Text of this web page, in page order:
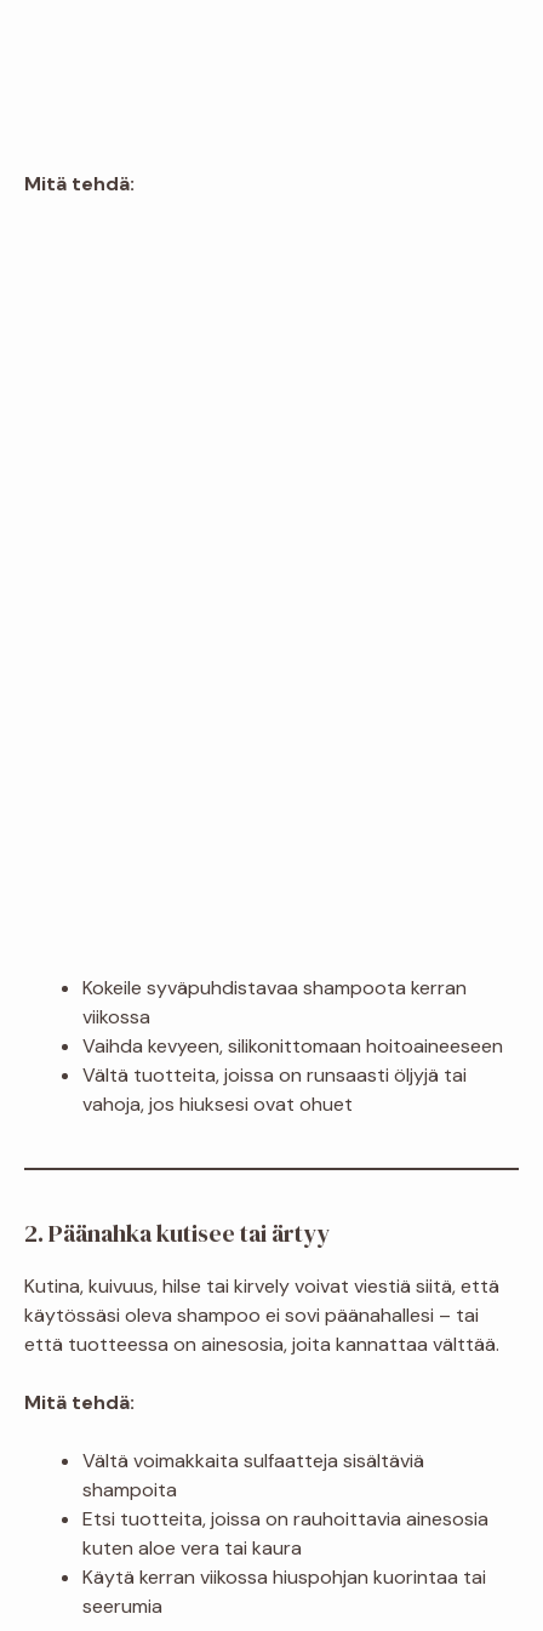
Mitä tehdä:
Kokeile syväpuhdistavaa shampoota kerran
viikossa
Vaihda kevyeen, silikonittomaan hoitoaineeseen
Vältä tuotteita, joissa on runsaasti öljyjä tai
vahoja, jos hiuksesi ovat ohuet
2. Päänahka kutisee tai ärtyy
Kutina, kuivuus, hilse tai kirvely voivat viestiä siitä, että
käytössäsi oleva shampoo ei sovi päänahallesi – tai
että tuotteessa on ainesosia, joita kannattaa välttää.
Mitä tehdä:
Vältä voimakkaita sulfaatteja sisältäviä
shampoita
Etsi tuotteita, joissa on rauhoittavia ainesosia
kuten aloe vera tai kaura
Käytä kerran viikossa hiuspohjan kuorintaa tai
seerumia